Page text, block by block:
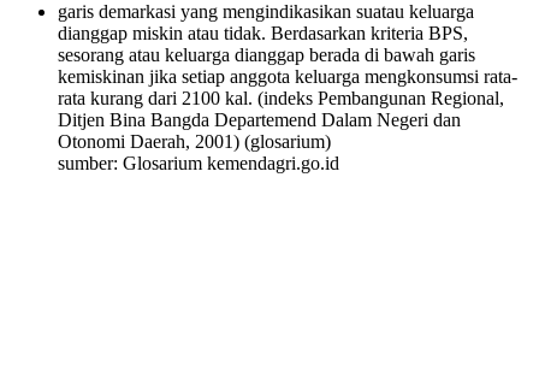
garis demarkasi yang mengindikasikan suatau keluarga
dianggap miskin atau tidak. Berdasarkan kriteria BPS,
sesorang atau keluarga dianggap berada di bawah garis
kemiskinan jika setiap anggota keluarga mengkonsumsi rata-
rata kurang dari 2100 kal. (indeks Pembangunan Regional,
Ditjen Bina Bangda Departemend Dalam Negeri dan
Otonomi Daerah, 2001) (glosarium)
sumber: Glosarium kemendagri.go.id